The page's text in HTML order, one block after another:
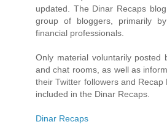
updated. The Dinar Recaps
group of bloggers, primarily
financial professionals.
Only material voluntarily posted
and chat rooms, as well as
their Twitter followers and
included in the Dinar Recaps.
Dinar Recaps